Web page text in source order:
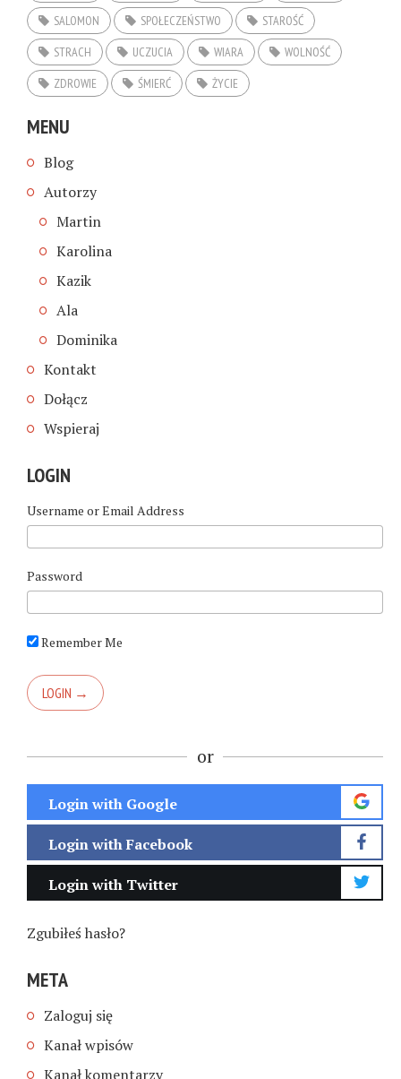
SALOMON
SPOŁECZEŃSTWO
STAROŚĆ
STRACH
UCZUCIA WIARA
WOLNOŚĆ
ZDROWIE
ŚMIERĆ ŻYCIE
MENU
Blog
Autorzy
Martin
Karolina
Kazik
Ala
Dominika
Kontakt
Dołącz
Wspieraj
LOGIN
Username or Email Address
Password
Remember Me
or
Login with Google
Login with Facebook
Login with Twitter
Zgubiłeś hasło?
META
Zaloguj się
Kanał wpisów
Kanał komentarzy